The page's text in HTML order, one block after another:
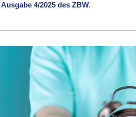
Ausgabe 4/2025 des ZBW.